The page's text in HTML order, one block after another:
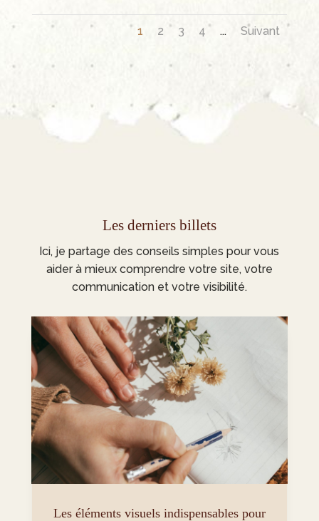
1 2 3 4 ... Suivant
Les derniers billets
Ici, je partage des conseils simples pour vous
aider à mieux comprendre votre site, votre
communication et votre visibilité.
Les éléments visuels indispensables pour